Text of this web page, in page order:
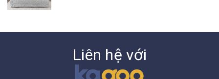
Liên hệ với